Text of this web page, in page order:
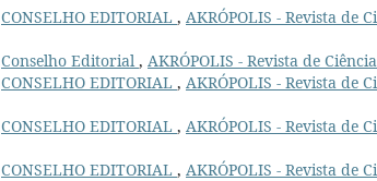
CONSELHO EDITORIAL , AKRÓPOLIS - Revista de
Conselho Editorial , AKRÓPOLIS - Revista de
CONSELHO EDITORIAL , AKRÓPOLIS - Revista de
CONSELHO EDITORIAL , AKRÓPOLIS - Revista de
CONSELHO EDITORIAL , AKRÓPOLIS - Revista de